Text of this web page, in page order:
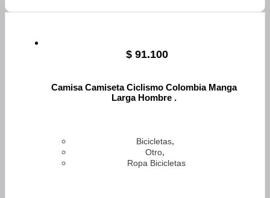
$ 91.100
Camisa Camiseta Ciclismo Colombia Manga
Larga Hombre .
Bicicletas,
Otro,
Ropa Bicicletas